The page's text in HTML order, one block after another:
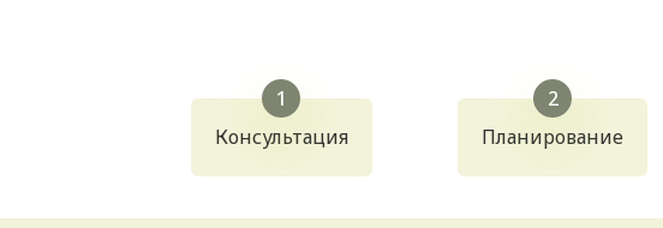
Консультация Планирование